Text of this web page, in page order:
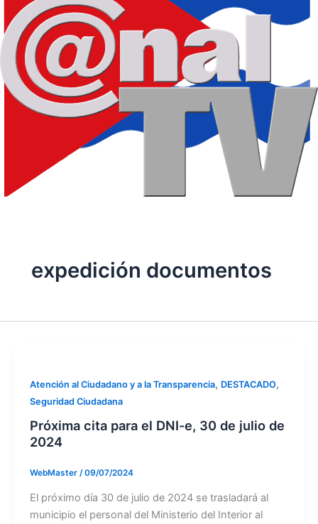
expedición documentos
Atención al Ciudadano y a la Transparencia, DESTACADO,
Seguridad Ciudadana
Próxima cita para el DNI-e, 30 de julio de
2024
WebMaster /09/07/2024
El próximo día 30 de julio de 2024 se trasladará al
municipio el personal del Ministerio del Interior al